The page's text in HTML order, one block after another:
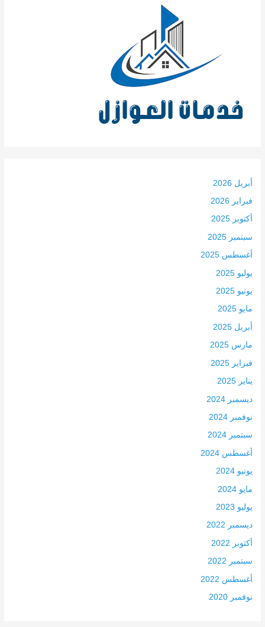
أبريل 2026
فبراير 2026
أكتوبر 2025
سبتمبر 2025
أغسطس 2025
يوليو 2025
يونيو 2025
مايو 2025
أبريل 2025
مارس 2025
فبراير 2025
يناير 2025
ديسمبر 2024
نوفمبر 2024
سبتمبر 2024
أغسطس 2024
يونيو 2024
مايو 2024
يوليو 2023
ديسمبر 2022
أكتوبر 2022
سبتمبر 2022
أغسطس 2022
نوفمبر 2020